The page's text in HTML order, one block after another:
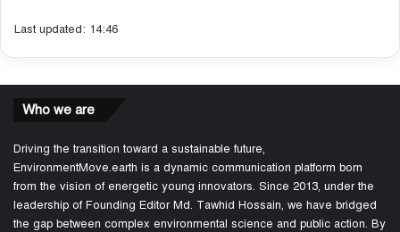
Last updated: 14:46
Who we are
Driving the transition toward a sustainable future,
EnvironmentMove.earth is a dynamic communication platform born
from the vision of energetic young innovators. Since 2013, under the
leadership of Founding Editor Md. Tawhid Hossain, we have bridged
the gap between complex environmental science and public action. By